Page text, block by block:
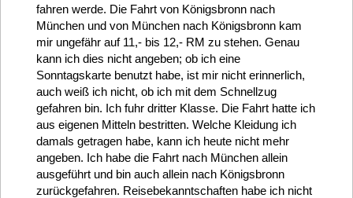
fahren werde. Die Fahrt von Königsbronn nach
München und von München nach Königsbronn kam
mir ungefähr auf 11,- bis 12,- RM zu stehen. Genau
kann ich dies nicht angeben; ob ich eine
Sonntagskarte benutzt habe, ist mir nicht erinnerlich,
auch weiß ich nicht, ob ich mit dem Schnellzug
gefahren bin. Ich fuhr dritter Klasse. Die Fahrt hatte ich
aus eigenen Mitteln bestritten. Welche Kleidung ich
damals getragen habe, kann ich heute nicht mehr
angeben. Ich habe die Fahrt nach München allein
ausgeführt und bin auch allein nach Königsbronn
zurückgefahren. Reisebekanntschaften habe ich nicht